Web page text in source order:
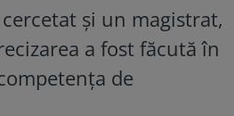
și un magistrat,
a fost făcută în
de